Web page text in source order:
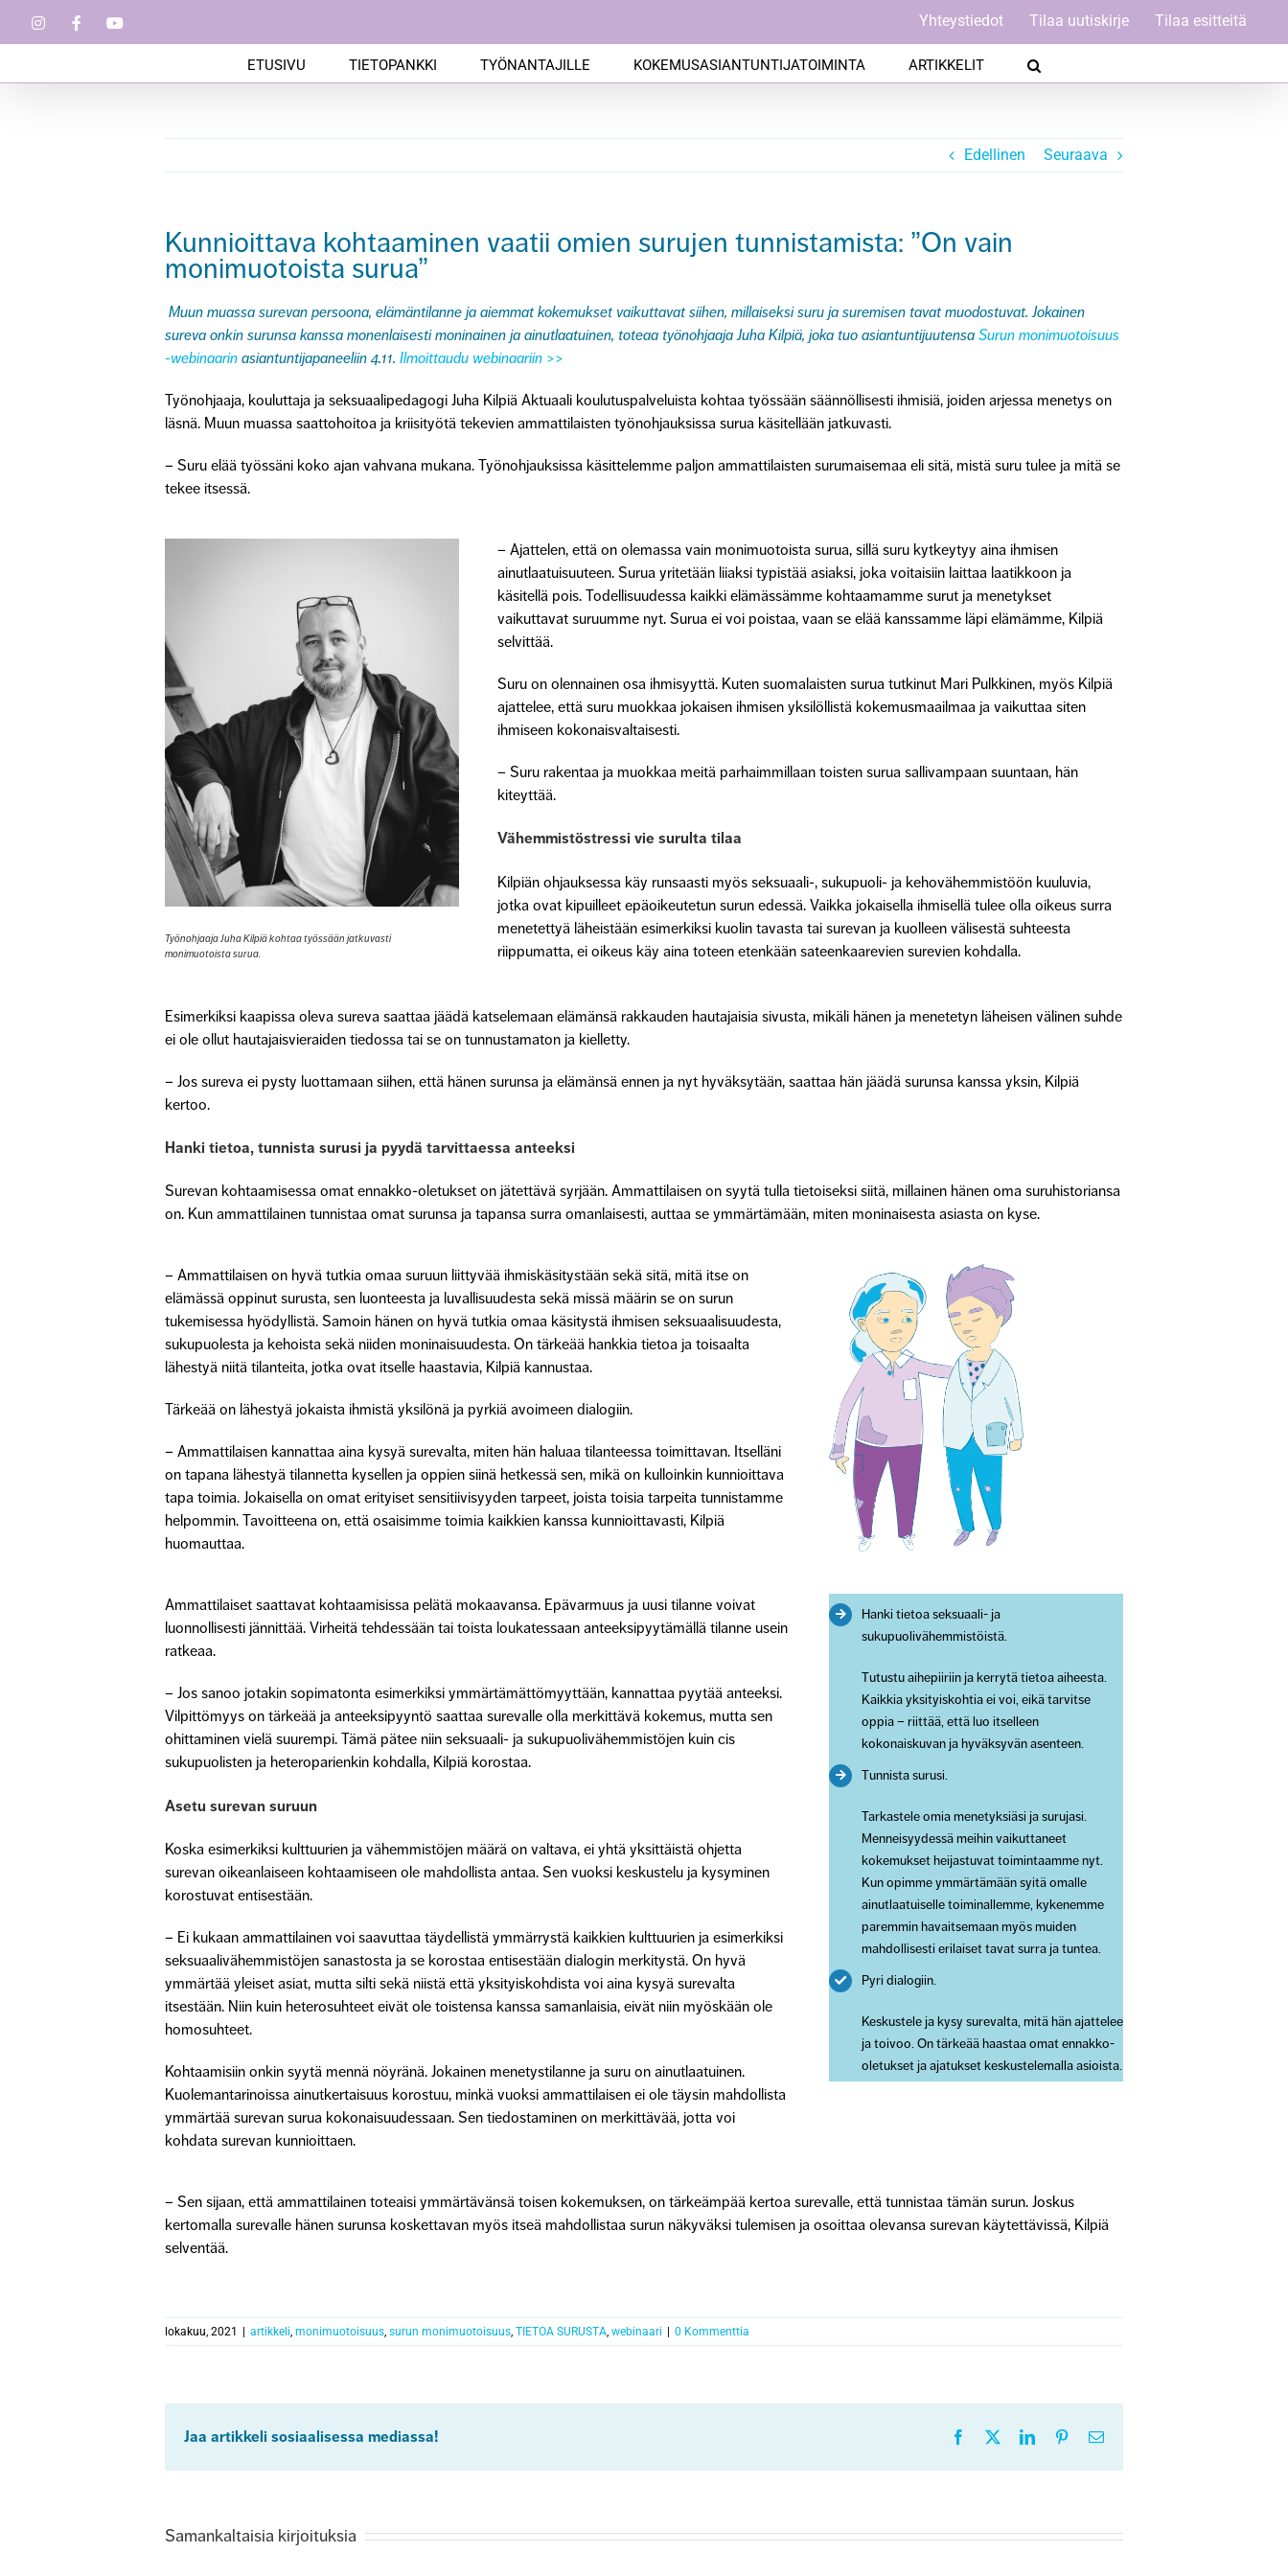
InstagramFacebook Yhteystiedot Tilaa uutiskirje Tilaa esitteitä
ETUSIVU TIETOPANKKI TYÖNANTAJILLE KOKEMUSASIANTUNTIJATOIMINTA ARTIKKELIT
Edellinen Seuraava
Kunnioittava kohtaaminen vaatii omien surujen tunnistamista: ”On vain
monimuotoista surua”
Muun muassa surevan persoona, elämäntilanne ja aiemmat kokemukset vaikuttavat siihen, millaiseksi suru ja suremisen tavat muodostuvat. Jokainen
sureva onkin surunsa kanssa monenlaisesti moninainen ja ainutlaatuinen, toteaa työnohjaaja Juha Kilpiä, joka tuo asiantuntijuutensa Surun monimuotoisuus
-webinaarinasiantuntijapaneeliin 4.11. Ilmoittaudu webinaariin >>
Työnohjaaja, kouluttaja ja seksuaalipedagogi Juha KilpiäAktuaali koulutuspalveluista kohtaa työssään säännöllisesti ihmisiä, joiden arjessa menetys on
läsnä. Muun muassa saattohoitoa ja kriisityötä tekevien ammattilaisten työnohjauksissa surua käsitellään jatkuvasti.
– Suru elää työssäni koko ajan vahvana mukana. Työnohjauksissa käsittelemme paljon ammattilaisten surumaisemaa eli sitä, mistä suru tulee ja mitä se
tekee itsessä.
Työnohjaaja Juha Kilpiä kohtaa työssään jatkuvasti
monimuotoista surua.
– Ajattelen, että on olemassa vain monimuotoista surua, sillä suru kytkeytyy aina ihmisen
ainutlaatuisuuteen. Surua yritetään liiaksi typistää asiaksi, joka voitaisiin laittaa laatikkoon ja
käsitellä pois. Todellisuudessa kaikki elämässämme kohtaamamme surut ja menetykset
vaikuttavat suruumme nyt. Surua ei voi poistaa, vaan se elää kanssamme läpi elämämme, Kilpiä
selvittää.
Suru on olennainen osa ihmisyyttä. Kuten suomalaisten surua tutkinut Mari Pulkkinen, myös Kilpiä
ajattelee, että suru muokkaa jokaisen ihmisen yksilöllistä kokemusmaailmaa ja vaikuttaa siten
ihmiseen kokonaisvaltaisesti.
– Suru rakentaa ja muokkaa meitä parhaimmillaan toisten surua sallivampaan suuntaan, hän
kiteyttää.
Vähemmistöstressi vie surulta tilaa
Kilpiän ohjauksessa käy runsaasti myös seksuaali-, sukupuoli- ja kehovähemmistöön kuuluvia,
jotka ovat kipuilleet epäoikeutetun surun edessä. Vaikka jokaisella ihmisellä tulee olla oikeus surra
menetettyä läheistään esimerkiksi kuolin tavasta tai surevan ja kuolleen välisestä suhteesta
riippumatta, ei oikeus käy aina toteen etenkään sateenkaarevien surevien kohdalla.
Esimerkiksi kaapissa oleva sureva saattaa jäädä katselemaan elämänsä rakkauden hautajaisia sivusta, mikäli hänen ja menetetyn läheisen välinen suhde
ei ole ollut hautajaisvieraiden tiedossa tai se on tunnustamaton ja kielletty.
– Jos sureva ei pysty luottamaan siihen, että hänen surunsa ja elämänsä ennen ja nyt hyväksytään, saattaa hän jäädä surunsa kanssa yksin, Kilpiä
kertoo.
Hanki tietoa, tunnista surusi ja pyydä tarvittaessa anteeksi
Surevan kohtaamisessa omat ennakko-oletukset on jätettävä syrjään. Ammattilaisen on syytä tulla tietoiseksi siitä, millainen hänen oma suruhistoriansa
on. Kun ammattilainen tunnistaa omat surunsa ja tapansa surra omanlaisesti, auttaa se ymmärtämään, miten moninaisesta asiasta on kyse.
– Ammattilaisen on hyvä tutkia omaa suruun liittyvää ihmiskäsitystään sekä sitä, mitä itse on
elämässä oppinut surusta, sen luonteesta ja luvallisuudesta sekä missä määrin se on surun
tukemisessa hyödyllistä. Samoin hänen on hyvä tutkia omaa käsitystä ihmisen seksuaalisuudesta,
sukupuolesta ja kehoista sekä niiden moninaisuudesta. On tärkeää hankkia tietoa ja toisaalta
lähestyä niitä tilanteita, jotka ovat itselle haastavia, Kilpiä kannustaa.
Tärkeää on lähestyä jokaista ihmistä yksilönä ja pyrkiä avoimeen dialogiin.
– Ammattilaisen kannattaa aina kysyä surevalta, miten hän haluaa tilanteessa toimittavan. Itselläni
on tapana lähestyä tilannetta kysellen ja oppien siinä hetkessä sen, mikä on kulloinkin kunnioittava
tapa toimia. Jokaisella on omat erityiset sensitiivisyyden tarpeet, joista toisia tarpeita tunnistamme
helpommin. Tavoitteena on, että osaisimme toimia kaikkien kanssa kunnioittavasti, Kilpiä
huomauttaa.
Ammattilaiset saattavat kohtaamisissa pelätä mokaavansa. Epävarmuus ja uusi tilanne voivat
luonnollisesti jännittää. Virheitä tehdessään tai toista loukatessaan anteeksipyytämällä tilanne usein
ratkeaa.
– Jos sanoo jotakin sopimatonta esimerkiksi ymmärtämättömyyttään, kannattaa pyytää anteeksi.
Vilpittömyys on tärkeää ja anteeksipyyntö saattaa surevalle olla merkittävä kokemus, mutta sen
ohittaminen vielä suurempi. Tämä pätee niin seksuaali- ja sukupuolivähemmistöjen kuin cis
sukupuolisten ja heteroparienkin kohdalla, Kilpiä korostaa.
Asetu surevan suruun
Koska esimerkiksi kulttuurien ja vähemmistöjen määrä on valtava, ei yhtä yksittäistä ohjetta
surevan oikeanlaiseen kohtaamiseen ole mahdollista antaa. Sen vuoksi keskustelu ja kysyminen
korostuvat entisestään.
– Ei kukaan ammattilainen voi saavuttaa täydellistä ymmärrystä kaikkien kulttuurien ja esimerkiksi
seksuaalivähemmistöjen sanastosta ja se korostaa entisestään dialogin merkitystä. On hyvä
ymmärtää yleiset asiat, mutta silti sekä niistä että yksityiskohdista voi aina kysyä surevalta
itsestään. Niin kuin heterosuhteet eivät ole toistensa kanssa samanlaisia, eivät niin myöskään ole
homosuhteet.
Kohtaamisiin onkin syytä mennä nöyränä. Jokainen menetystilanne ja suru on ainutlaatuinen.
Kuolemantarinoissa ainutkertaisuus korostuu, minkä vuoksi ammattilaisen ei ole täysin mahdollista
ymmärtää surevan surua kokonaisuudessaan. Sen tiedostaminen on merkittävää, jotta voi
kohdata surevan kunnioittaen.
Hanki tietoa seksuaali- ja
sukupuolivähemmistöistä.
Tutustu aihepiiriin ja kerrytä tietoa aiheesta.
Kaikkia yksityiskohtia ei voi, eikä tarvitse
oppia – riittää, että luo itselleen
kokonaiskuvan ja hyväksyvän asenteen.
Tunnista surusi.
Tarkastele omia menetyksiäsi ja surujasi.
Menneisyydessä meihin vaikuttaneet
kokemukset heijastuvat toimintaamme nyt.
Kun opimme ymmärtämään syitä omalle
ainutlaatuiselle toiminallemme, kykenemme
paremmin havaitsemaan myös muiden
mahdollisesti erilaiset tavat surra ja tuntea.
Pyri dialogiin.
Keskustele ja kysy surevalta, mitä hän ajattelee
ja toivoo. On tärkeää haastaa omat ennakko-
oletukset ja ajatukset keskustelemalla asioista.
– Sen sijaan, että ammattilainen toteaisi ymmärtävänsä toisen kokemuksen, on tärkeämpää kertoa surevalle, että tunnistaa tämän surun. Joskus
kertomalla surevalle hänen surunsa koskettavan myös itseä mahdollistaa surun näkyväksi tulemisen ja osoittaa olevansa surevan käytettävissä, Kilpiä
selventää.
lokakuu, 2021 | artikkeli, monimuotoisuus, surun monimuotoisuus, TIETOA SURUSTA, webinaari | 0 Kommenttia
Jaa artikkeli sosiaalisessa mediassa! Facebook LinkedInPinterestSähköposti
Samankaltaisia kirjoituksia